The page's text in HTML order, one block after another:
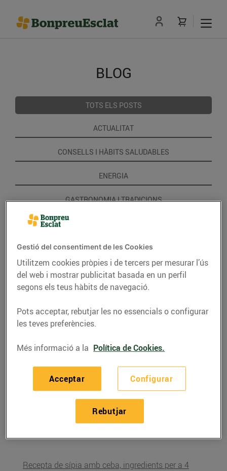
BLOG
TOTS ELS POSTS
ACTUALITAT
CONSELLS I HÀBITS SALUDABLES
ENERGIA
GASTRONOMIA I TRADICIONS
RECEPTES
Recepta de sípia amb
Recepta de sípia amb ceba, ingredients per a 4
Gestió del consentiment de les Cookies
Utilitzem cookies pròpies i de tercers per mesurar l’ús
del web i mostrar publicitat basada en un perfil
segons els teus hàbits de navegació.
Pots acceptar, rebutjar les no essencials o configurar
les teves preferències.
Més informació a la Política de Cookies.
Configurar
Rebutjar
Acceptar